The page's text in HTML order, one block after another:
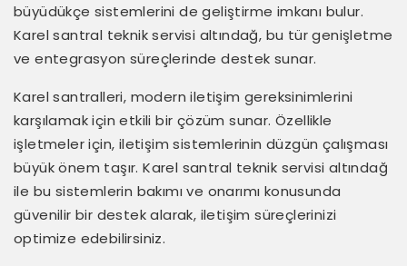
büyüdükçe sistemlerini de geliştirme imkanı bulur.
Karel santral teknik servisi altındağ, bu tür genişletme
ve entegrasyon süreçlerinde destek sunar.
Karel santralleri, modern iletişim gereksinimlerini
karşılamak için etkili bir çözüm sunar. Özellikle
işletmeler için, iletişim sistemlerinin düzgün çalışması
büyük önem taşır. Karel santral teknik servisi altındağ
ile bu sistemlerin bakımı ve onarımı konusunda
güvenilir bir destek alarak, iletişim süreçlerinizi
optimize edebilirsiniz.